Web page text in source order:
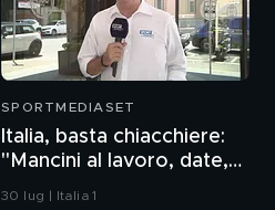
SPORTMEDIASET
Italia, basta chiacchiere:
"Mancini al lavoro, date,
convocazioni e…"
30 lug | Italia 1